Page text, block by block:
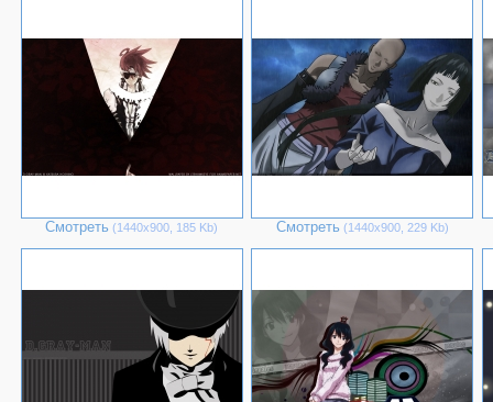
Смотреть (1440х900, 185 Kb) Смотреть (1440х900, 229 Kb)